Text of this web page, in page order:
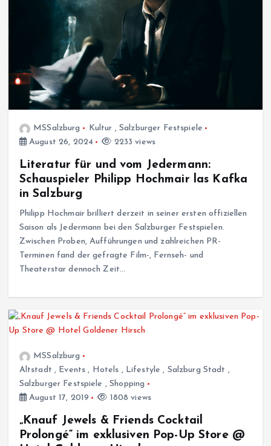
MSSalzburg Kultur ,Salzburger Festspiele
August 26, 2024
2233 views
Literatur für und vom Jedermann:
Schauspieler Philipp Hochmair las Kafka
in Salzburg
Philipp Hochmair brilliert derzeit in seiner ersten offiziellen
Saison als Jedermann bei den Salzburger Festspielen.
Zwischen Proben, Aufführungen und zahlreichen PR-
Terminen fand der gefragte Film-, Fernseh- und
Theaterstar dennoch Zeit…
MSSalzburg
Altstadt , Events , Hotels , Lifestyle , Salzburg Stadt ,
Salzburger Festspiele ,Shopping
August 17, 2019
1808 views
„Knauf Jewels & Friends Cocktail
Prolongé“ im exklusiven Pop-Up Store @